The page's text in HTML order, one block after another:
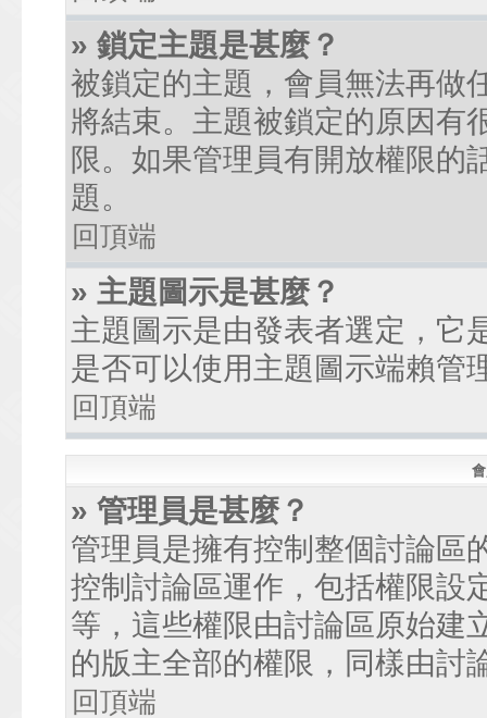
» 鎖定主題是甚麼？
被鎖定的主題，會員無法再做
將結束。主題被鎖定的原因有
限。如果管理員有開放權限的
題。
回頂端
» 主題圖示是甚麼？
主題圖示是由發表者選定，它
是否可以使用主題圖示端賴管
回頂端
» 管理員是甚麼？
管理員是擁有控制整個討論區
控制討論區運作，包括權限設
等，這些權限由討論區原始建
的版主全部的權限，同樣由討
回頂端